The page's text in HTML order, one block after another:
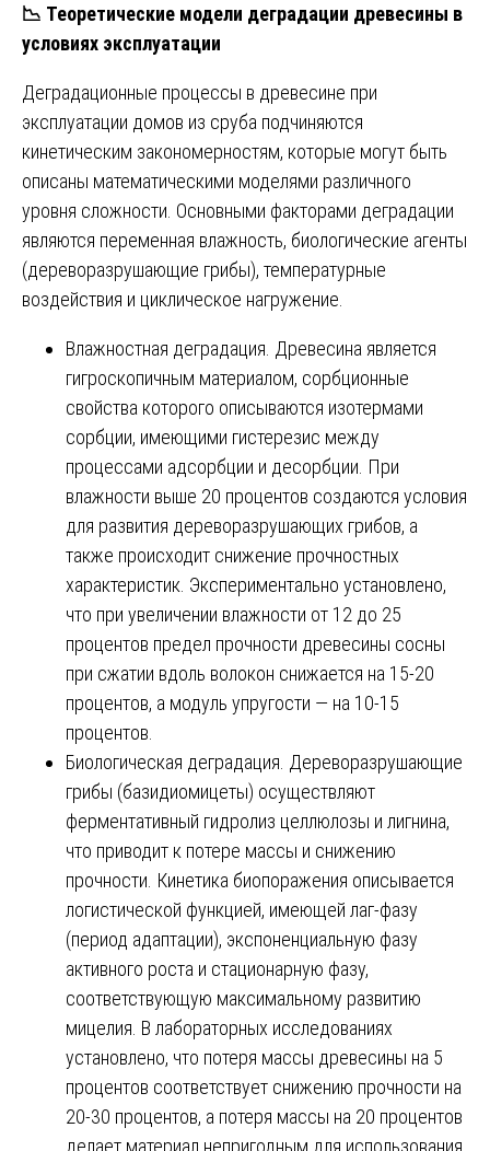
📉 Теоретические модели деградации древесины в
условиях эксплуатации
Деградационные процессы в древесине при
эксплуатации домов из сруба подчиняются
кинетическим закономерностям, которые могут быть
описаны математическими моделями различного
уровня сложности. Основными факторами деградации
являются переменная влажность, биологические агенты
(дереворазрушающие грибы), температурные
воздействия и циклическое нагружение.
Влажностная деградация. Древесина является
гигроскопичным материалом, сорбционные
свойства которого описываются изотермами
сорбции, имеющими гистерезис между
процессами адсорбции и десорбции. При
влажности выше 20 процентов создаются условия
для развития дереворазрушающих грибов, а
также происходит снижение прочностных
характеристик. Экспериментально установлено,
что при увеличении влажности от 12 до 25
процентов предел прочности древесины сосны
при сжатии вдоль волокон снижается на 15-20
процентов, а модуль упругости — на 10-15
процентов.
Биологическая деградация. Дереворазрушающие
грибы (базидиомицеты) осуществляют
ферментативный гидролиз целлюлозы и лигнина,
что приводит к потере массы и снижению
прочности. Кинетика биопоражения описывается
логистической функцией, имеющей лаг-фазу
(период адаптации), экспоненциальную фазу
активного роста и стационарную фазу,
соответствующую максимальному развитию
мицелия. В лабораторных исследованиях
установлено, что потеря массы древесины на 5
процентов соответствует снижению прочности на
20-30 процентов, а потеря массы на 20 процентов
делает материал непригодным для использования